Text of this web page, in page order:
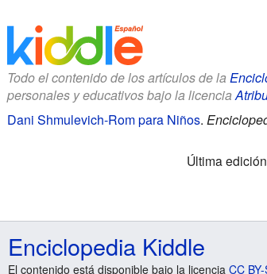
Todo el contenido de los artículos de la
personales y educativos bajo la licencia
Dani Shmulevich-Rom para Niños.
Última
Enciclopedia Kiddle
El contenido está disponible bajo la licencia CC